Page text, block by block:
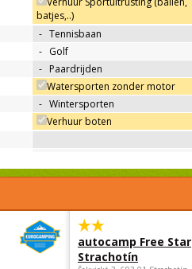
batjes,..)
- Tennisbaan
- Golf
- Paardrijden
Watersporten zonder motor
- Wintersporten
Verhuur boten
autocamp Free Star
Strachotín